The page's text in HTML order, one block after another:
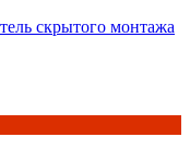
скрытого монтажа